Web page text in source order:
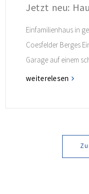
Jetzt neu:
Einfamilienhaus in
Coesfelder Berges
Garage auf einem
Haus ist in
weiterelesen